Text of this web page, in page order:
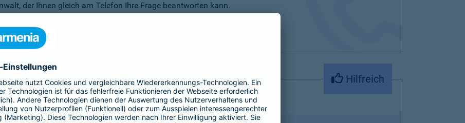
der Ihnen gleich am Telefon Ihre Frage beantworten kann.
Hilfreich
erklärt